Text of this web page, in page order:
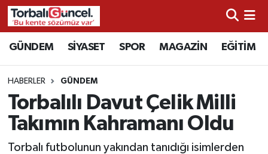
GÜNDEM SİYASET SPOR MAGAZİN EĞİTİM
HABERLER GÜNDEM
Torbalılı Davut Çelik Milli
Takımın Kahramanı Oldu
Torbalı futbolunun yakından tanıdığı isimlerden
İzmir Nöbetçi Eczaneler
İzmir Hava Durumu
İzmir Namaz Vakitleri